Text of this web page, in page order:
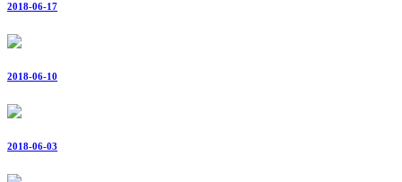
2018-06-17
2018-06-10
2018-06-03